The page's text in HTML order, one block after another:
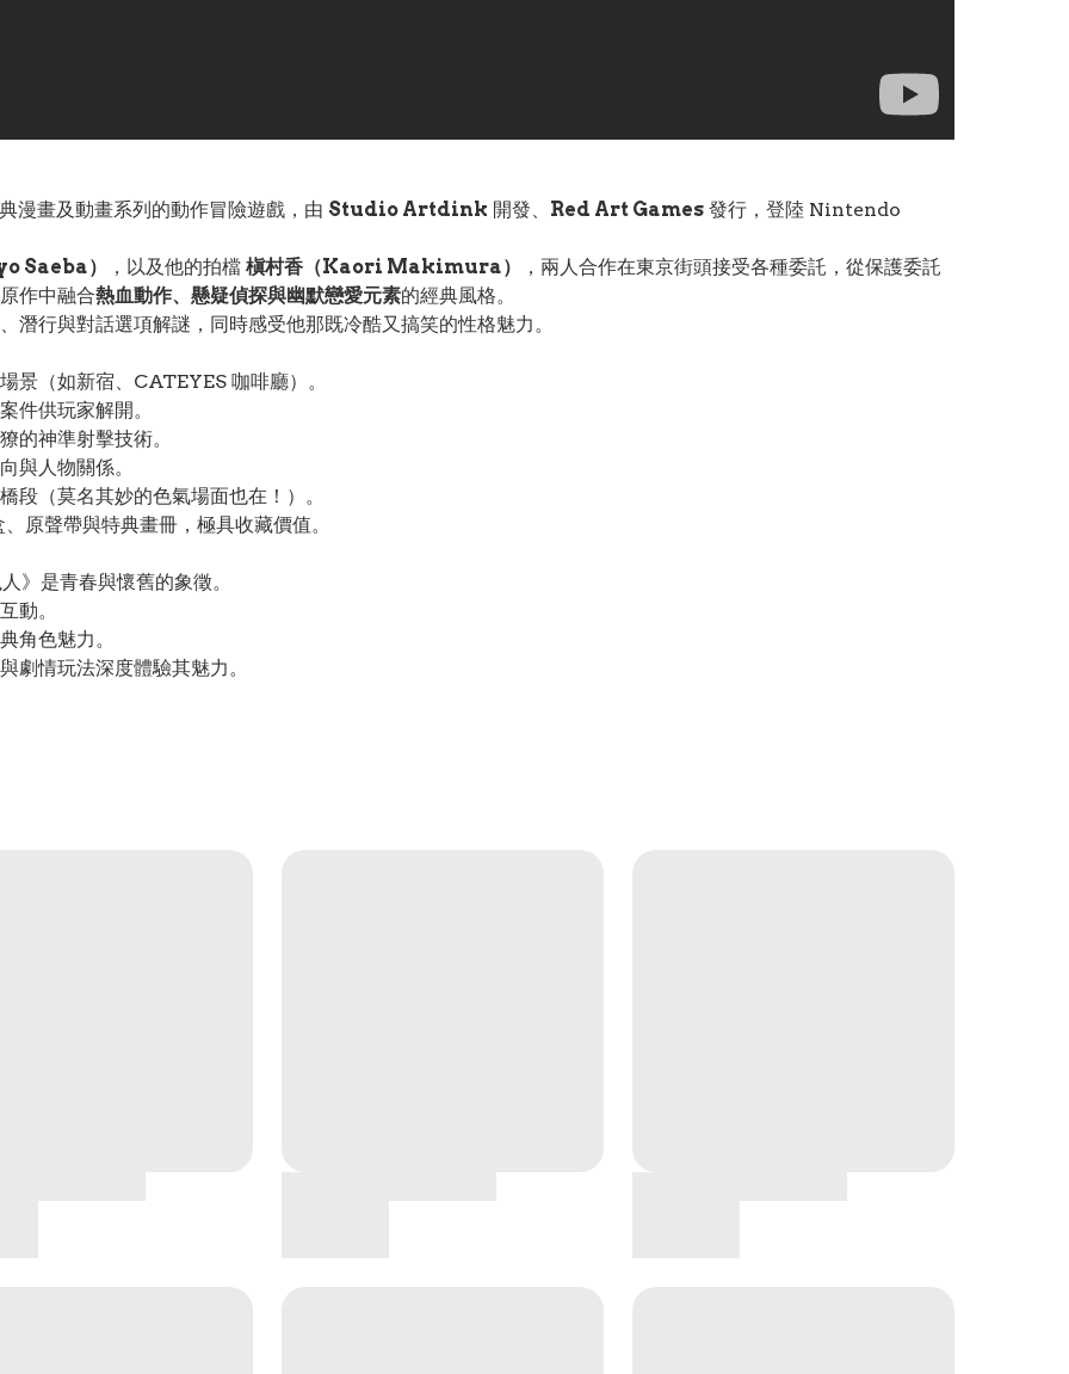
漫畫及動畫系列的動作冒險遊戲，由 Studio Artdink 開發、 Red Art Games 發行，登陸 Nintendo
Saeba） ，以及他的拍檔 槇村香（Kaori Makimura）
，兩人合作在東京街頭接受各種委託，從保護委託
作中融合熱血動作、懸疑偵探與幽默戀愛元素的經典風格。
行與對話選項解謎，同時感受他那既冷酷又搞笑的性格魅力。
景（如新宿、CATEYES 咖啡廳）。
件供玩家解開。
的神準射擊技術。
與人物關係。
段（莫名其妙的色氣場面也在！）。
原聲帶與特典畫冊，極具收藏價值。
》是青春與懷舊的象徵。
動。
角色魅力。
劇情玩法深度體驗其魅力。